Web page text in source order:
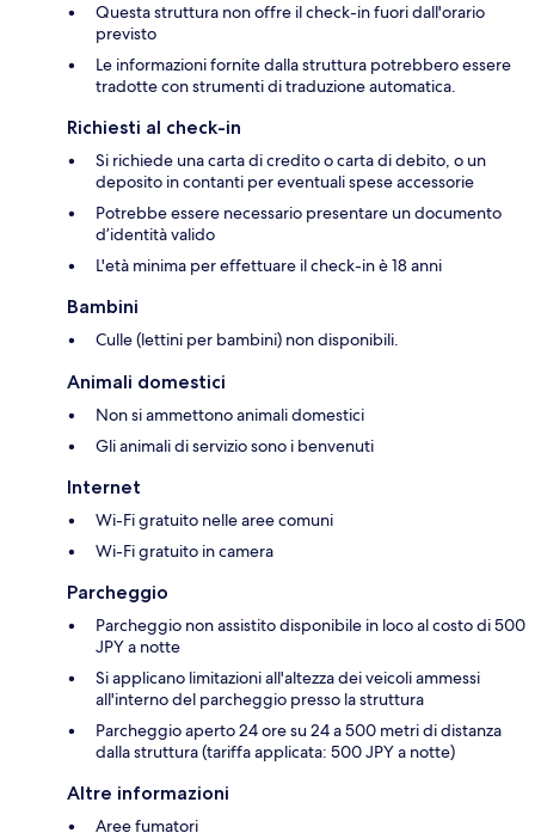
Questa struttura non offre il check-in fuori dall'orario
previsto
Le informazioni fornite dalla struttura potrebbero essere
tradotte con strumenti di traduzione automatica.
Richiesti al check-in
Si richiede una carta di credito o carta di debito, o un
deposito in contanti per eventuali spese accessorie
Potrebbe essere necessario presentare un documento
d’identità valido
L'età minima per effettuare il check-in è 18 anni
Bambini
Culle (lettini per bambini) non disponibili.
Animali domestici
Non si ammettono animali domestici
Gli animali di servizio sono i benvenuti
Internet
Wi-Fi gratuito nelle aree comuni
Wi-Fi gratuito in camera
Parcheggio
Parcheggio non assistito disponibile in loco al costo di 500
JPY a notte
Si applicano limitazioni all'altezza dei veicoli ammessi
all'interno del parcheggio presso la struttura
Parcheggio aperto 24 ore su 24 a 500 metri di distanza
dalla struttura (tariffa applicata: 500 JPY a notte)
Altre informazioni
Aree fumatori